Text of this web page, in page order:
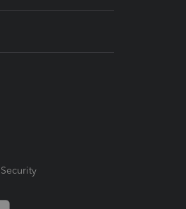
Security